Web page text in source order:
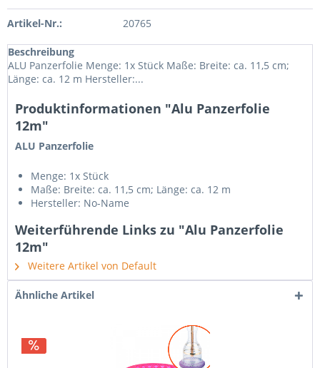
Artikel-Nr.: 20765
Beschreibung
ALU Panzerfolie Menge: 1x Stück Maße: Breite: ca. 11,5 cm;
Länge: ca. 12 m Hersteller:...
Produktinformationen "Alu Panzerfolie
12m"
ALU Panzerfolie
Menge: 1x Stück
Maße: Breite: ca. 11,5 cm; Länge: ca. 12 m
Hersteller: No-Name
Weiterführende Links zu "Alu Panzerfolie
12m"
Weitere Artikel von Default
Ähnliche Artikel